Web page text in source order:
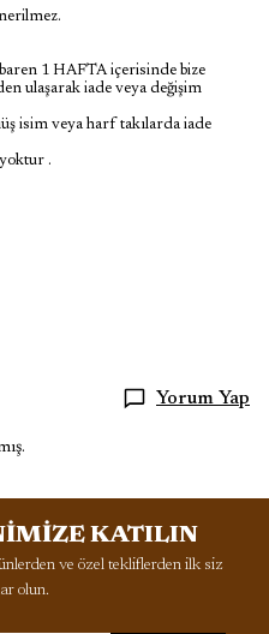
1 HAFTA içerisinde bize
ulaşarak iade veya değişim
isim veya harf takılarda iade
.
Yorum Yap
KATILIN
ve özel tekliflerden ilk siz
olun.